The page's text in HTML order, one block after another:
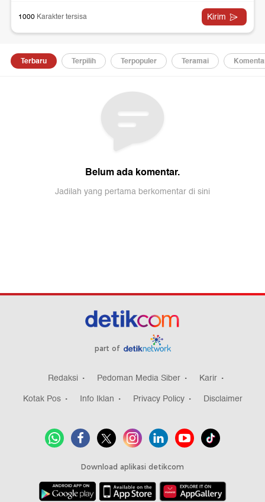
part of
Redaksi Pedoman Media Siber
Karir
Kotak Pos
Info Iklan Privacy Policy Disclaimer
Download aplikasi detikcom